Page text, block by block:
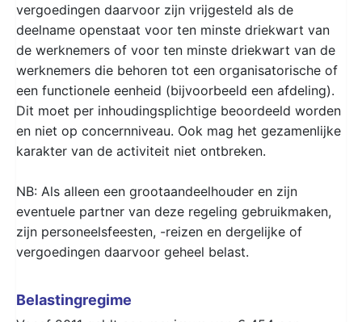
vergoedingen daarvoor zijn vrijgesteld als de
deelname openstaat voor ten minste driekwart van
de werknemers of voor ten minste driekwart van de
werknemers die behoren tot een organisatorische of
een functionele eenheid (bijvoorbeeld een afdeling).
Dit moet per inhoudingsplichtige beoordeeld worden
en niet op concernniveau. Ook mag het gezamenlijke
karakter van de activiteit niet ontbreken.
NB: Als alleen een grootaandeelhouder en zijn
eventuele partner van deze regeling gebruikmaken,
zijn personeelsfeesten, -reizen en dergelijke of
vergoedingen daarvoor geheel belast.
Belastingregime